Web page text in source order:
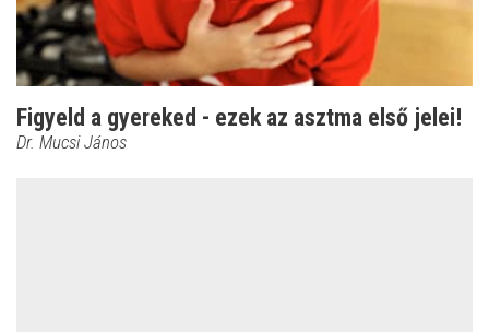
Figyeld a gyereked - ezek az asztma első jelei!
Dr. Mucsi János